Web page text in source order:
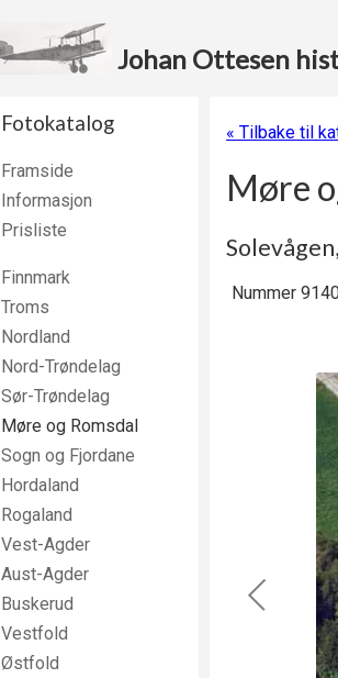
Johan Ottesen
Fotokatalog
Framside
Informasjon
Prisliste
Finnmark
Troms
Nordland
Nord-Trøndelag
Sør-Trøndelag
Møre og Romsdal
Sogn og Fjordane
Hordaland
Rogaland
Vest-Agder
Aust-Agder
Buskerud
Vestfold
Østfold
« Tilbake til
Møre
Nummer